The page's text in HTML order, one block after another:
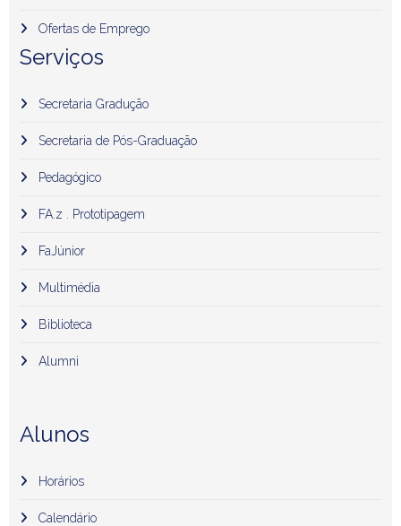
Ofertas de Emprego
Serviços
Secretaria Gradução
Secretaria de Pós-Graduação
Pedagógico
FA.z . Prototipagem
FaJúnior
Multimédia
Biblioteca
Alumni
Alunos
Horários
Calendário